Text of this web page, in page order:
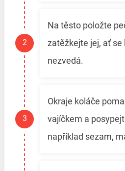
Na těsto položte
zatěžkejte jej, ať
nezvedá.
Okraje koláče
vajíčkem a
například sezam,